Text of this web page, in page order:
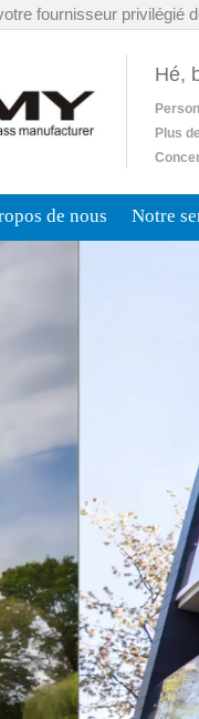
fournisseur privilégié
Hé,
Plus de
de nous Notre